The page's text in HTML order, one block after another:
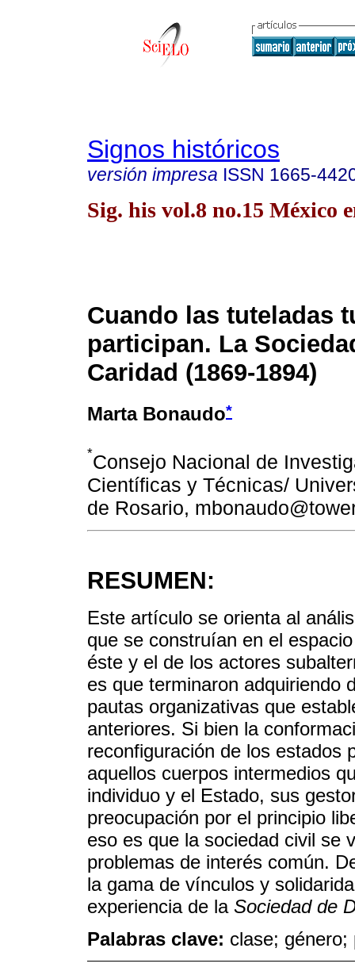
Signos históricos
versión impresa ISSN 1665-
Sig. his vol.8 no.15 México
Cuando las tuteladas
participan. La
Caridad (1869-1894)
Marta Bonaudo*
*Consejo Nacional de
Científicas y Técnicas/
de Rosario,
RESUMEN:
Este artículo se orienta al
que se construían en el
éste y el de los actores
es que terminaron adquiriendo
pautas organizativas que
anteriores. Si bien la
reconfiguración de los estados
aquellos cuerpos intermedios
individuo y el Estado, sus
preocupación por el principio
eso es que la sociedad civil se
problemas de interés común.
la gama de vínculos y
experiencia de la Sociedad de
Palabras clave: clase; género;